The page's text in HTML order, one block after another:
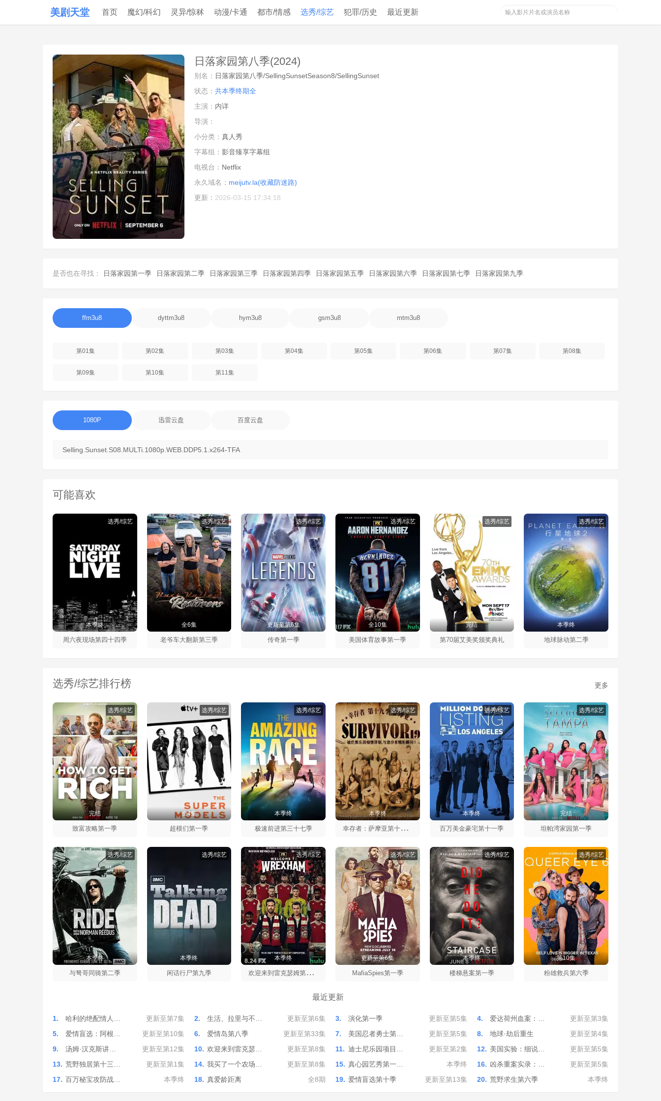
美剧天堂 首页 魔幻/科幻 灵异/惊秫 动漫/卡通 都市/情感 选秀/综艺 犯罪/历史 最近更新
日落家园第八季(2024)
别名： 日落家园第八季/SellingSunsetSeason8/SellingSunset
状态： 共本季终期全
主演： 内详
导演：
小分类： 真人秀
字幕组： 影音臻享字幕组
电视台： Netflix
永久域名： meijutv.la(收藏防迷路)
更新： 2026-03-15 17:34:18
是否也在寻找： 日落家园第一季 日落家园第二季 日落家园第三季 日落家园第四季 日落家园第五季 日落家园第六季 日落家园第七季 日落家园第九季
ffm3u8 dyttm3u8 hym3u8 gsm3u8 mtm3u8
第01集 第02集 第03集 第04集 第05集 第06集 第07集 第08集
第09集 第10集 第11集
1080P 迅雷云盘 百度云盘
Selling.Sunset.S08.MULTi.1080p.WEB.DDP5.1.x264-TFA
可能喜欢
本季终
选秀/综艺
周六夜现场第四十四季
全6集
选秀/综艺
老爷车大翻新第三季
更新至第6集
选秀/综艺
传奇第一季
全10集
选秀/综艺
美国体育故事第一季
完结
选秀/综艺
第70届艾美奖颁奖典礼
本季终
选秀/综艺
地球脉动第二季
选秀/综艺排行榜 更多
完结
选秀/综艺
致富攻略第一季
全4集
选秀/综艺
超模们第一季
本季终
选秀/综艺
极速前进第三十七季
本季终
选秀/综艺
幸
存者：萨摩亚第十九季
本季终
选秀/综艺
百万美金豪宅第十一季
完结
选秀/综艺
坦帕湾家园第一季
本季终
选秀/综艺
与弩哥同骑第二季
本季终
选秀/综艺
闲话行尸第九季
本季终
选秀/综艺
欢
迎来到雷克瑟姆第一季
更新至第6集
选秀/综艺
MafiaSpies第一季
本季终
选秀/综艺
楼梯悬案第一季
第10集
选秀/综艺
粉雄救兵第六季
最近更新
1. 哈利的绝配情人… 更新至第7集 2. 生活、拉里与不… 更新至第6集 3. 演化第一季 更新至第5集 4. 爱达荷州血案：…
更新至第3集
5.
爱情盲选：阿根… 更新至第10集 6. 爱情岛第八季 更新至第33集 7. 美国忍者勇士第… 更新至第5集 8. 地球·劫后重生
更新至第4集
9.
汤姆·汉克斯讲… 更新至第12集 10. 欢迎来到雷克瑟… 更新至第8集 11. 迪士尼乐园项目… 更新至第2集 12. 美国实验：细说…
更新至第5集
13. 荒野独居第十三… 更新至第1集 14. 我买了一个农场… 更新至第8集 15. 真心园艺秀第一… 本季终 16. 凶杀重案实录：…
更新至第5集
17. 百万秘宝攻防战… 本季终 18. 真爱龄距离 全8期 19. 爱情盲选第十季 更新至第13集 20. 荒野求生第六季 本季终